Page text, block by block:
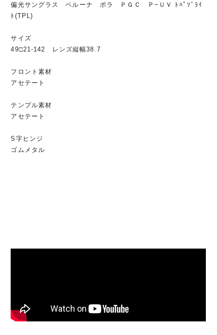
偏光サングラス ベルーナ ポラ ＰＧＣ Ｐ−ＵＶ ﾄﾊﾟｿﾞﾗｲ
ﾄ(TPL)
サイズ
49□21-142 レンズ縦幅38.7
フロント素材
アセテート
テンプル素材
アセテート
S字ヒンジ
ゴムメタル